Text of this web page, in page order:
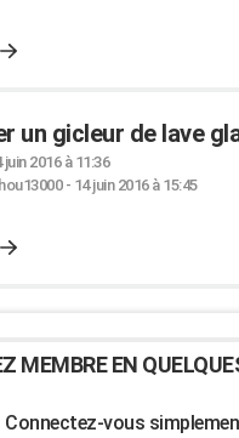
un gicleur de lave
juin 2016 à 11:36
- 14 juin 2016 à 15:45
MEMBRE EN
Connectez-vous